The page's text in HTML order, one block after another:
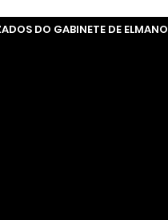
DO GABINETE DE ELMANO